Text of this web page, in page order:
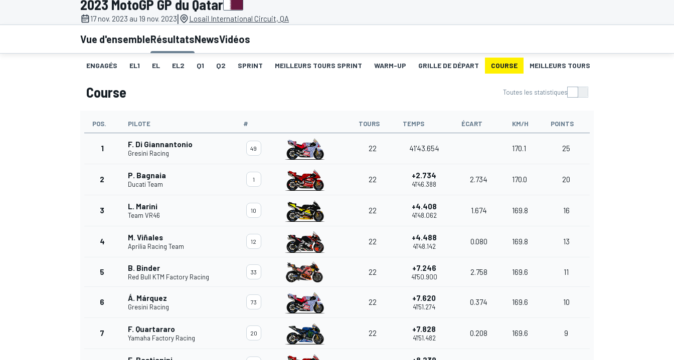
2023 MotoGP GP du Qatar
17 nov. 2023 au 19 nov. 2023| Losail International Circuit, QA
Vue d'ensembleRésultatsNewsVidéos
ENGAGÉS EL1 EL EL2 Q1 Q2 SPRINT MEILLEURS TOURS SPRINT WARM-UP GRILLE DE DÉPART COURSE MEILLEURS TOURS
Course Toutes les statistiques
POS. PILOTE # TOURS TEMPS ÉCART KM/H POINTS
1 F. Di Giannantonio
Gresini Racing
49 22 41'43.654 170.1 25
2 P. Bagnaia
Ducati Team
1 22 +2.734
41'46.388
2.734 170.0 20
3 L. Marini
Team VR46
10 22 +4.408
41'48.062
1.674 169.8 16
4 M. Viñales
Aprilia Racing Team
12 22 +4.488
41'48.142
0.080 169.8 13
5 B. Binder
Red Bull KTM Factory Racing
33 22 +7.246
41'50.900
2.758 169.6 11
6 Á. Márquez
Gresini Racing
73 22 +7.620
41'51.274
0.374 169.6 10
7 F. Quartararo
Yamaha Factory Racing
20 22 +7.828
41'51.482
0.208 169.6 9